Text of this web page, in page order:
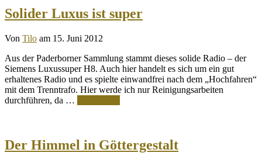
Solider Luxus ist super
Von Tilo am 15. Juni 2012
Aus der Paderborner Sammlung stammt dieses solide Radio – der
Siemens Luxussuper H8. Auch hier handelt es sich um ein gut
erhaltenes Radio und es spielte einwandfrei nach dem „Hochfahren“
mit dem Trenntrafo. Hier werde ich nur Reinigungsarbeiten
durchführen, da …
Der Himmel in Göttergestalt